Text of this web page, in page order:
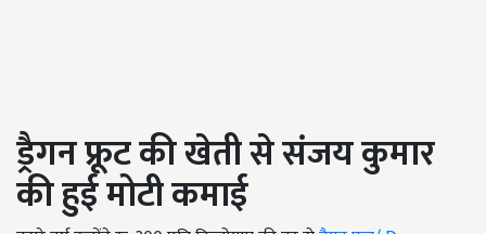
ड्रैगन फ्रूट की खेती से संजय कुमार
की हुई मोटी कमाई